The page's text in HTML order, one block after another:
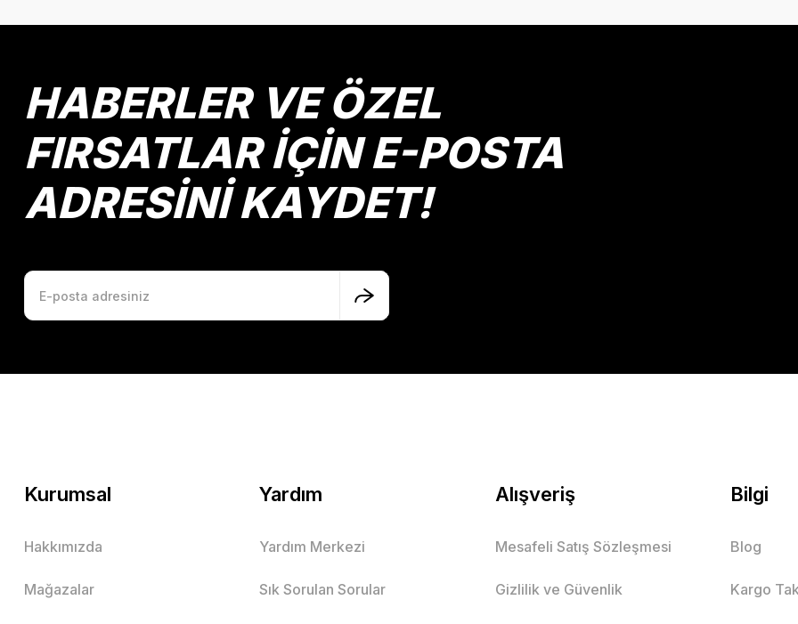
HABERLER VE ÖZEL
FIRSATLAR İÇİN E-POSTA
ADRESİNİ KAYDET!
Kurumsal
Hakkımızda
Mağazalar
Yardım
Yardım Merkezi
Sık Sorulan Sorular
Alışveriş
Mesafeli Satış Sözleşmesi
Gizlilik ve Güvenlik
Bilgi
Blog
Kargo